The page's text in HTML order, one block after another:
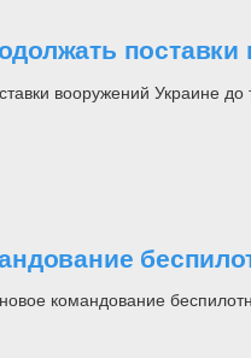
вооружений Украине до
командование